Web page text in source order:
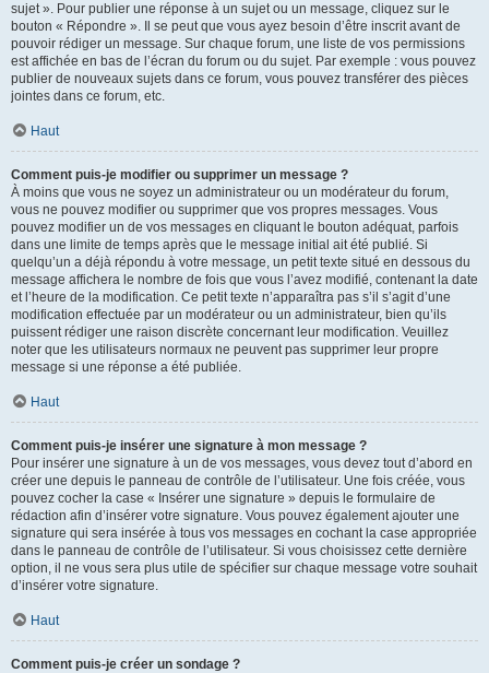
sujet ». Pour publier une réponse à un sujet ou un message, cliquez sur le
bouton « Répondre ». Il se peut que vous ayez besoin d’être inscrit avant de
pouvoir rédiger un message. Sur chaque forum, une liste de vos permissions
est affichée en bas de l’écran du forum ou du sujet. Par exemple : vous pouvez
publier de nouveaux sujets dans ce forum, vous pouvez transférer des pièces
jointes dans ce forum, etc.
Haut
Comment puis-je modifier ou supprimer un message ?
À moins que vous ne soyez un administrateur ou un modérateur du forum,
vous ne pouvez modifier ou supprimer que vos propres messages. Vous
pouvez modifier un de vos messages en cliquant le bouton adéquat, parfois
dans une limite de temps après que le message initial ait été publié. Si
quelqu’un a déjà répondu à votre message, un petit texte situé en dessous du
message affichera le nombre de fois que vous l’avez modifié, contenant la date
et l’heure de la modification. Ce petit texte n’apparaîtra pas s’il s’agit d’une
modification effectuée par un modérateur ou un administrateur, bien qu’ils
puissent rédiger une raison discrète concernant leur modification. Veuillez
noter que les utilisateurs normaux ne peuvent pas supprimer leur propre
message si une réponse a été publiée.
Haut
Comment puis-je insérer une signature à mon message ?
Pour insérer une signature à un de vos messages, vous devez tout d’abord en
créer une depuis le panneau de contrôle de l’utilisateur. Une fois créée, vous
pouvez cocher la case « Insérer une signature » depuis le formulaire de
rédaction afin d’insérer votre signature. Vous pouvez également ajouter une
signature qui sera insérée à tous vos messages en cochant la case appropriée
dans le panneau de contrôle de l’utilisateur. Si vous choisissez cette dernière
option, il ne vous sera plus utile de spécifier sur chaque message votre souhait
d’insérer votre signature.
Haut
Comment puis-je créer un sondage ?